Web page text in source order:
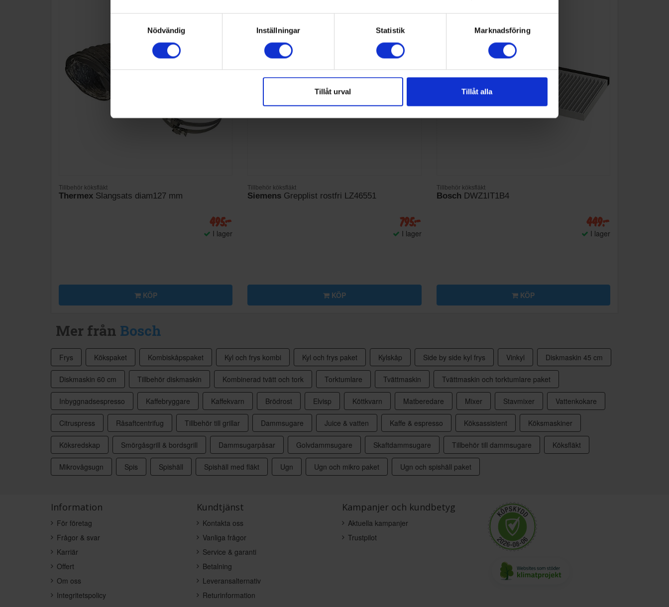
Nödvändig
Inställningar Statistik Marknadsföring
Tillåt urval Tillåt alla
Tillbehör köksfläkt
Thermex Slangsats diam127 mm
495:-
I lager
KÖP
Tillbehör köksfläkt
Siemens Grepplist rostfri LZ46551
795:-
I lager
KÖP
Tillbehör köksfläkt
Bosch DWZ1IT1B4
449:-
I lager
KÖP
Mer från Bosch
Frys Kökspaket Kombiskåpspaket Kyl och frys kombi Kyl och frys paket Kylskåp Side by side kyl frys Vinkyl Diskmaskin 45 cm
Diskmaskin 60 cm Tillbehör diskmaskin Kombinerad tvätt och tork Torktumlare Tvättmaskin Tvättmaskin och torktumlare paket
Inbyggnadsespresso Kaffebryggare Kaffekvarn Brödrost Elvisp Köttkvarn Matberedare Mixer Stavmixer Vattenkokare
Citruspress Råsaftcentrifug Tillbehör till grillar Dammsugare Juice & vatten Kaffe & espresso Köksassistent Köksmaskiner
Köksredskap Smörgåsgrill & bordsgrill Dammsugarpåsar Golvdammsugare Skaftdammsugare Tillbehör till dammsugare Köksfläkt
Mikrovågsugn Spis Spishäll Spishäll med fläkt Ugn Ugn och mikro paket Ugn och spishäll paket
Information
För företag
Frågor & svar
Karriär
Offert
Om oss
Integritetspolicy
Kundtjänst
Kontakta oss
Vanliga frågor
Service & garanti
Betalning
Leveransalternativ
Returinformation
Kampanjer och kundbetyg
Aktuella kampanjer
Trustpilot